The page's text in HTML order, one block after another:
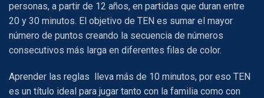
personas, a partir de 12 años, en partidas que duran entre
20 y 30 minutos. El objetivo de TEN es sumar el mayor
número de puntos creando la secuencia de números
consecutivos más larga en diferentes filas de color.
Aprender las reglas lleva más de 10 minutos, por eso TEN
es un título ideal para jugar tanto con la familia como con